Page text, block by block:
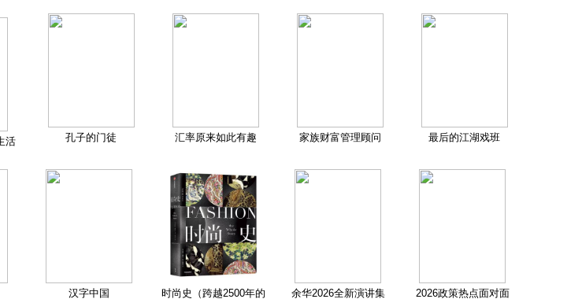
活 孔子的门徒 汇率原来如此有趣 家族财富管理顾问 最后的江湖戏班
汉字中国
时尚史（跨越2500年的
余华2026全新演讲集 2026政策热点面对面